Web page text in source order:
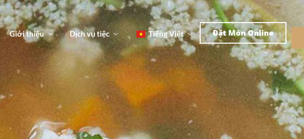
Giới thiệu Dịch vụ tiệc Tiếng Việt
English
한국어
简体中文
Đặt Món Online
Menu
Đồ uống
한국어
简体中文